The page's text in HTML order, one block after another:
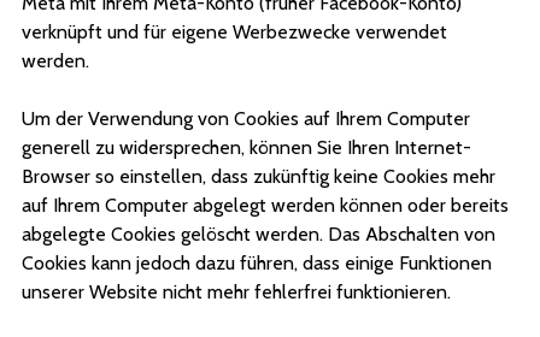
verknüpft und für eigene Werbezwecke verwendet
werden.
Um der Verwendung von Cookies auf Ihrem Computer
generell zu widersprechen, können Sie Ihren Internet-
Browser so einstellen, dass zukünftig keine Cookies mehr
auf Ihrem Computer abgelegt werden können oder bereits
abgelegte Cookies gelöscht werden. Das Abschalten von
Cookies kann jedoch dazu führen, dass einige Funktionen
unserer Website nicht mehr fehlerfrei funktionieren.